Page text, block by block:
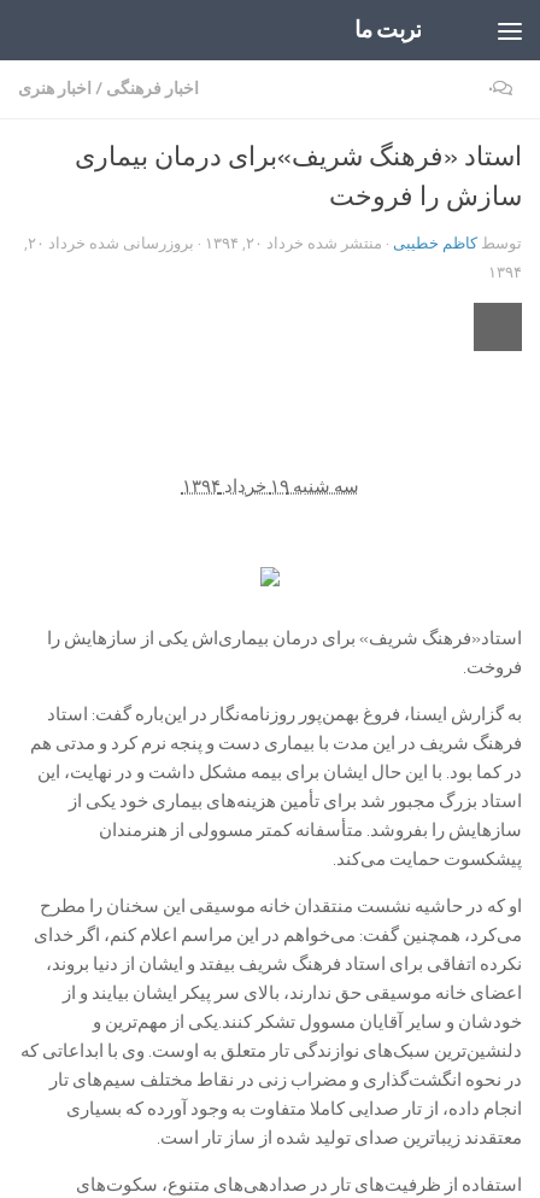
تربت ما
اخبار فرهنگی / اخبار هنری ۰
استاد «فرهنگ شریف»برای درمان بیماری‌
سازش را فروخت
توسطکاظم خطیبی · منتشر شده خرداد ۲۰, ۱۳۹۴ · بروزرسانی شده
خرداد ۲۰,
۱۳۹۴
سه شنبه ۱۹ خرداد ۱۳۹۴
استاد«فرهنگ شریف» برای درمان بیماری‌اش یکی از سازهایش را
فروخت.
به گزارش ایسنا، فروغ بهمن‌پور روزنامه‌نگار در این‌باره گفت: استاد
فرهنگ شریف در این مدت با بیماری دست و پنجه نرم کرد و مدتی هم
در کما بود. با این حال ایشان برای بیمه مشکل داشت و در نهایت، این
استاد بزرگ مجبور شد برای تأمین هزینه‌های بیماری خود یکی از
سازهایش را بفروشد. متأسفانه کمتر مسوولی از هنرمندان
پیشکسوت حمایت می‌کند.
او که در حاشیه‌ نشست منتقدان خانه‌ موسیقی این سخنان را مطرح
می‌کرد، همچنین گفت: می‌خواهم در این مراسم اعلام کنم، اگر خدای
نکرده اتفاقی برای استاد فرهنگ شریف بیفتد و ایشان از دنیا بروند،‌
اعضای خانه‌ موسیقی حق ندارند، بالای سر پیکر ایشان بیایند و از
خودشان و سایر آقایان مسوول تشکر کنند.یکی از مهم‌ترین و
دلنشین‌ترین سبک‌های نوازندگی تار متعلق به اوست. وی با ابداعاتی که
در نحوه انگشت‌گذاری و مضراب زنی در نقاط مختلف سیم‌های تار
انجام داده، از تار صدایی کاملا متفاوت به وجود آورده که بسیاری
معتقدند زیباترین صدای تولید شده از ساز تار است.
استفاده از ظرفیت‌های تار در صدادهی‌های متنوع، سکوت‌های